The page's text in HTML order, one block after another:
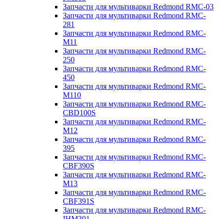
Запчасти для мультиварки Redmond RMC-03
Запчасти для мультиварки Redmond RMC-
281
Запчасти для мультиварки Redmond RMC-
M11
Запчасти для мультиварки Redmond RMC-
250
Запчасти для мультиварки Redmond RMC-
450
Запчасти для мультиварки Redmond RMC-
M110
Запчасти для мультиварки Redmond RMC-
CBD100S
Запчасти для мультиварки Redmond RMC-
M12
Запчасти для мультиварки Redmond RMC-
395
Запчасти для мультиварки Redmond RMC-
CBF390S
Запчасти для мультиварки Redmond RMC-
M13
Запчасти для мультиварки Redmond RMC-
CBF391S
Запчасти для мультиварки Redmond RMC-